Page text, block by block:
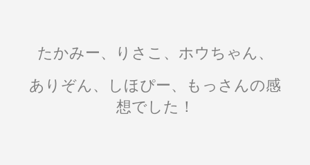
たかみー、りさこ、ホウちゃん、
ありぞん、しほぴー、もっさんの感
想でした！